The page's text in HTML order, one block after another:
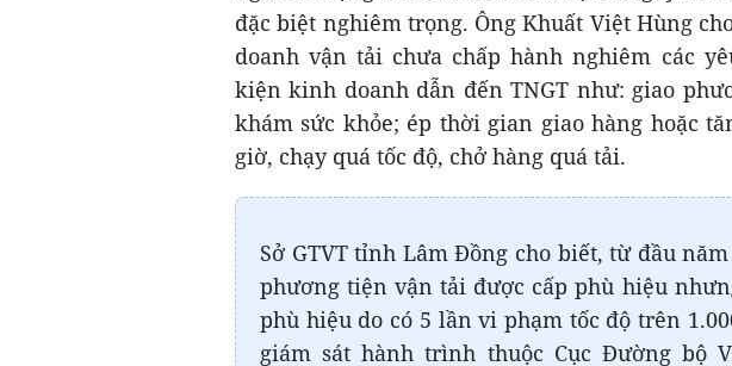
đặc biệt nghiêm trọng. Ông Khuất Việt Hùng
doanh vận tải chưa chấp hành nghiêm các
kiện kinh doanh dẫn đến TNGT như: giao
khám sức khỏe; ép thời gian giao hàng hoặc
giờ, chạy quá tốc độ, chở hàng quá tải.
Sở GTVT tỉnh Lâm Đồng cho biết, từ đầu
phương tiện vận tải được cấp phù hiệu
phù hiệu do có 5 lần vi phạm tốc độ trên
giám sát hành trình thuộc Cục Đường bộ